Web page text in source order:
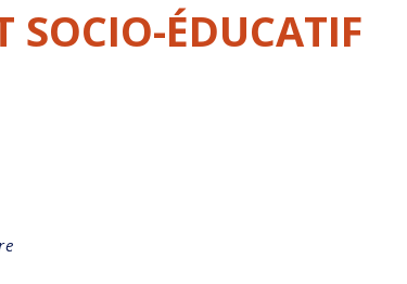
SOCIO-ÉDUCATIF